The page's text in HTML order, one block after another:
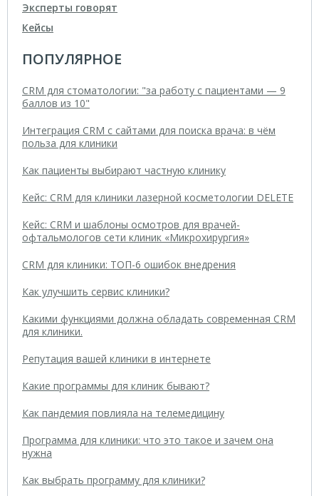
Эксперты говорят
Кейсы
ПОПУЛЯРНОЕ
CRM для стоматологии: "за работу с пациентами — 9
баллов из 10"
Интеграция CRM с сайтами для поиска врача: в чём
польза для клиники
Как пациенты выбирают частную клинику
Кейс: CRM для клиники лазерной косметологии DELETE
Кейс: CRM и шаблоны осмотров для врачей-
офтальмологов сети клиник «Микрохирургия»
CRM для клиники: ТОП-6 ошибок внедрения
Как улучшить сервис клиники?
Какими функциями должна обладать современная CRM
для клиники.
Репутация вашей клиники в интернете
Какие программы для клиник бывают?
Как пандемия повлияла на телемедицину
Программа для клиники: что это такое и зачем она
нужна
Как выбрать программу для клиники?